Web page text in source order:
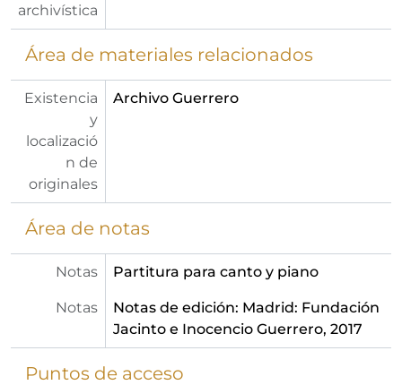
archivística
Área de materiales relacionados
Existencia
y
localizació
n de
originales
Archivo Guerrero
Área de notas
Notas Partitura para canto y piano
Notas
Notas de edición: Madrid: Fundación
Jacinto e Inocencio Guerrero, 2017
Puntos de acceso